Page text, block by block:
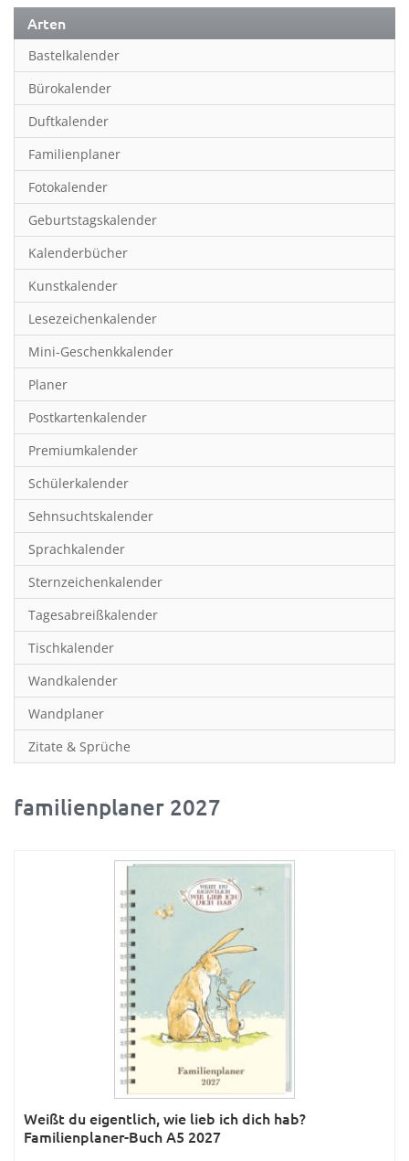
Erotik
Essen & Trinken
Familienplaner
Fantasy
Film
Fotokunst
Frauen
Fußball
Gaming
Geburtstagskalender
Geschichte
Hobby & Basteln
Humor & Cartoon
Inspiration & Entspannung
Inspiration & Spiritualität
Kinderkalender
Kunst
Länder & Städte
Landschaft & Natur
Lifestyle
Literatur
Manga & Animé
Neutrale Kalender
Partner- & Wandplaner
Planung & Organisation
Sprachkalender
Sternzeichen & Mond
Verkehr & Technik
Was ist was; Städte
Arten
Bastelkalender
Bürokalender
Duftkalender
Familienplaner
Fotokalender
Geburtstagskalender
Kalenderbücher
Kunstkalender
Lesezeichenkalender
Mini-Geschenkkalender
Planer
Postkartenkalender
Premiumkalender
Schülerkalender
Sehnsuchtskalender
Sprachkalender
Sternzeichenkalender
Tagesabreißkalender
Tischkalender
Wandkalender
Wandplaner
Zitate & Sprüche
familienplaner 2027
Weißt du eigentlich, wie lieb ich dich hab?
Familienplaner-Buch A5 2027